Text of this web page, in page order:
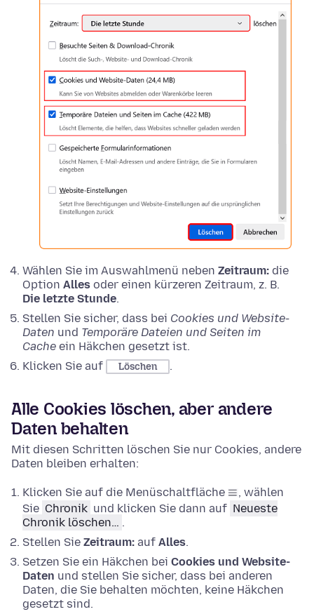
Wählen Sie im Auswahlmenü neben Zeitraum: die
Option Alles oder einen kürzeren Zeitraum, z. B.
Die letzte Stunde.
Stellen Sie sicher, dass bei Cookies und Website-
Daten und Temporäre Dateien und Seiten im
Cache ein Häkchen gesetzt ist.
Klicken Sie auf
Löschen .
Alle Cookies löschen, aber andere
Daten behalten
Mit diesen Schritten löschen Sie nur Cookies, andere
Daten bleiben erhalten:
Klicken Sie auf die Menüschaltfläche
, wählen
Sie Chronik und klicken Sie dann auf Neueste
Chronik löschen… .
Stellen Sie Zeitraum: auf Alles.
Setzen Sie ein Häkchen bei Cookies und Website-
Daten und stellen Sie sicher, dass bei anderen
Daten, die Sie behalten möchten, keine Häkchen
gesetzt sind.